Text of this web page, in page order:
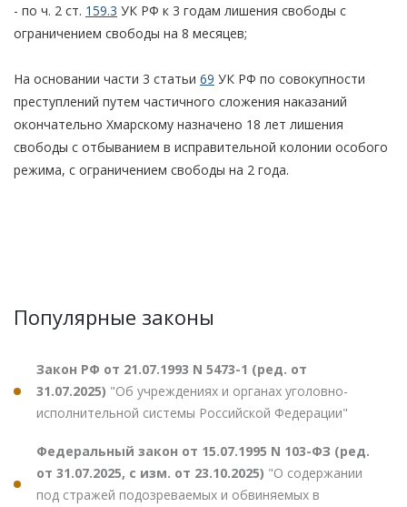
- по ч. 2 ст. 159.3 УК РФ к 3 годам лишения свободы с
ограничением свободы на 8 месяцев;
На основании части 3 статьи 69 УК РФ по совокупности
преступлений путем частичного сложения наказаний
окончательно Хмарскому назначено 18 лет лишения
свободы с отбыванием в исправительной колонии особого
режима, с ограничением свободы на 2 года.
Популярные законы
Закон РФ от 21.07.1993 N 5473-1 (ред. от
31.07.2025) "Об учреждениях и органах уголовно-
исполнительной системы Российской Федерации"
Федеральный закон от 15.07.1995 N 103-ФЗ (ред.
от 31.07.2025, с изм. от 23.10.2025) "О содержании
под стражей подозреваемых и обвиняемых в